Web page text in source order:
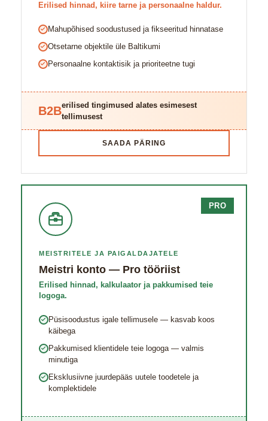
Erilised hinnad, kiire tarne ja personaalne haldur.
Mahupõhised soodustused ja fikseeritud hinnatase
Otsetarne objektile üle Baltikumi
Personaalne kontaktisik ja prioriteetne tugi
B2Berilised tingimused alates esimesest
tellimusest
SAADA PÄRING
PRO
MEISTRITELE JA PAIGALDAJATELE
Meistri konto — Pro tööriist
Erilised hinnad, kalkulaator ja pakkumised teie
logoga.
Püsisoodustus igale tellimusele — kasvab koos
käibega
Pakkumised klientidele teie logoga — valmis
minutiga
Eksklusiivne juurde​pääs uutele toodetele ja
komplektidele